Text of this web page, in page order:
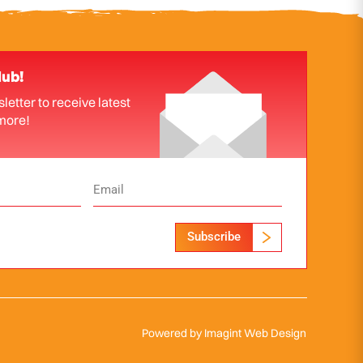
to receive latest
Subscribe
Powered by Imagint Web Design